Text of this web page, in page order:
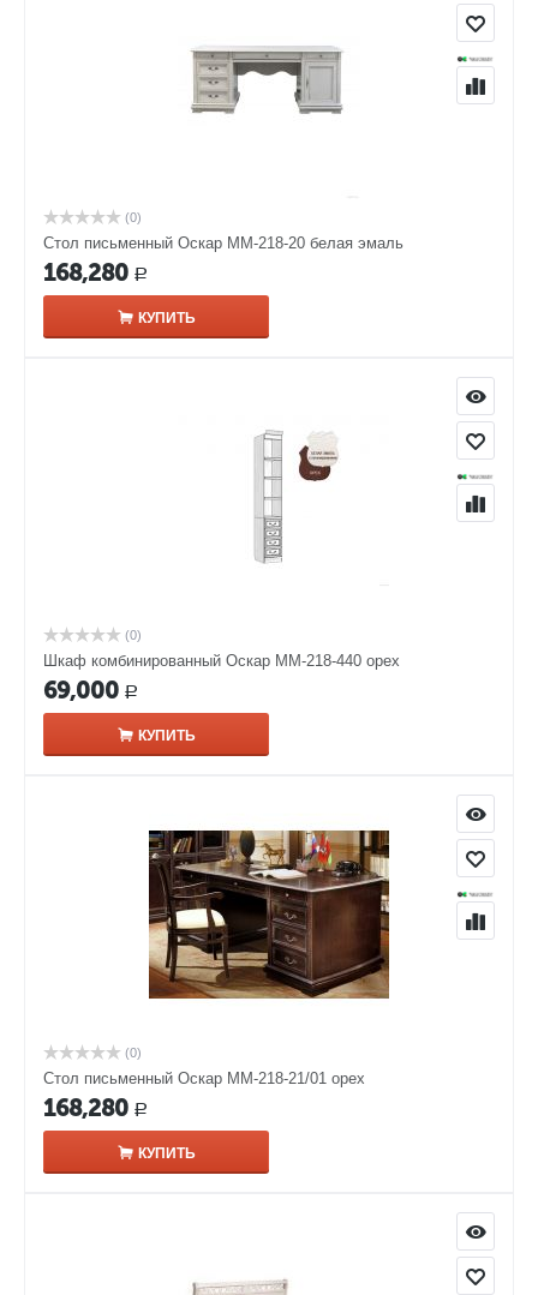
(0)
Стол письменный Оскар ММ-218-20 белая эмаль
168,280 Р
КУПИТЬ
(0)
Шкаф комбинированный Оскар ММ-218-440 орех
69,000 Р
КУПИТЬ
(0)
Стол письменный Оскар ММ-218-21/01 орех
168,280 Р
КУПИТЬ